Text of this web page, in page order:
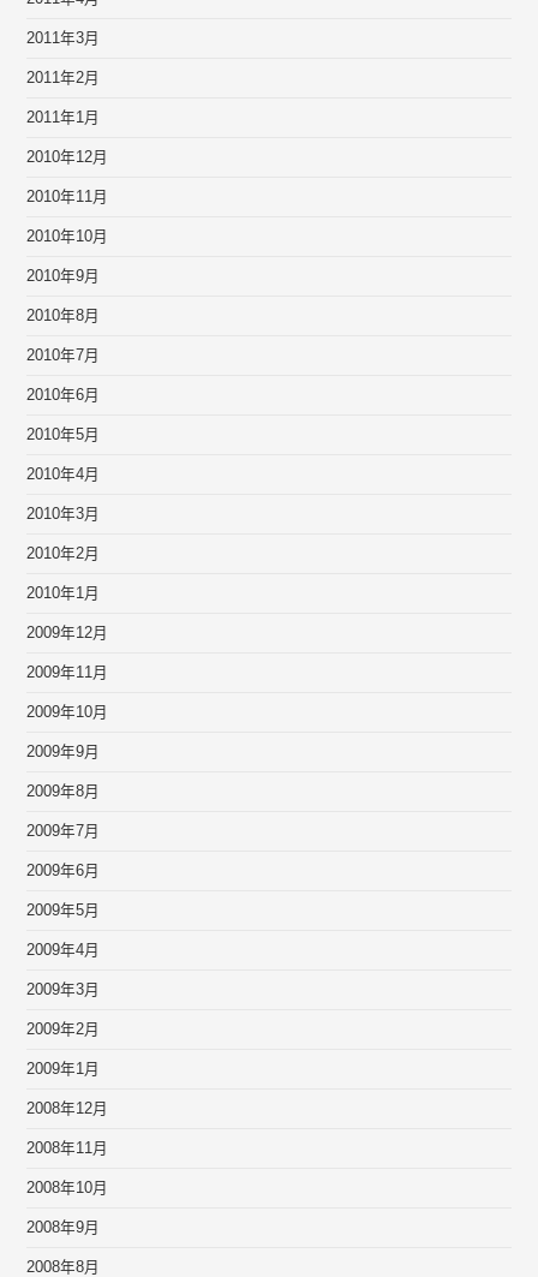
2011年3月
2011年2月
2011年1月
2010年12月
2010年11月
2010年10月
2010年9月
2010年8月
2010年7月
2010年6月
2010年5月
2010年4月
2010年3月
2010年2月
2010年1月
2009年12月
2009年11月
2009年10月
2009年9月
2009年8月
2009年7月
2009年6月
2009年5月
2009年4月
2009年3月
2009年2月
2009年1月
2008年12月
2008年11月
2008年10月
2008年9月
2008年8月